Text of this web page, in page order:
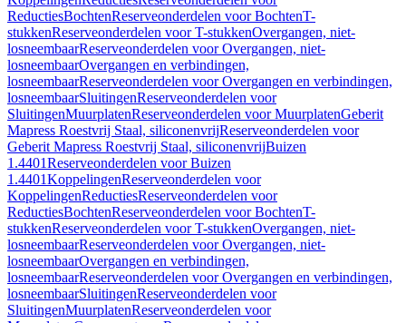
ReductiesBochtenReserveonderdelen voor BochtenT-
stukkenReserveonderdelen voor T-stukkenOvergangen, niet-
losneembaarReserveonderdelen voor Overgangen, niet-
losneembaarOvergangen en verbindingen,
losneembaarReserveonderdelen voor Overgangen en verbindingen,
losneembaarSluitingenReserveonderdelen voor
SluitingenMuurplatenReserveonderdelen voor MuurplatenGeberit
Mapress Roestvrij Staal, siliconenvrijReserveonderdelen voor
Geberit Mapress Roestvrij Staal, siliconenvrijBuizen
1.4401Reserveonderdelen voor Buizen
1.4401KoppelingenReserveonderdelen voor
KoppelingenReductiesReserveonderdelen voor
ReductiesBochtenReserveonderdelen voor BochtenT-
stukkenReserveonderdelen voor T-stukkenOvergangen, niet-
losneembaarReserveonderdelen voor Overgangen, niet-
losneembaarOvergangen en verbindingen,
losneembaarReserveonderdelen voor Overgangen en verbindingen,
losneembaarSluitingenReserveonderdelen voor
SluitingenMuurplatenReserveonderdelen voor